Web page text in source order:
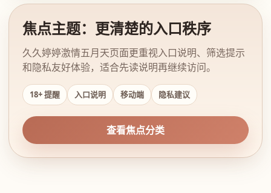
焦点主题：更清楚的入口秩序
久久婷婷激情五月天页面更重视入口说明、筛选提示
和隐私友好体验，适合先读说明再继续访问。
18+ 提醒 入口说明 移动端 隐私建议
查看焦点分类